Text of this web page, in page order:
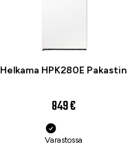
Helkama HPK280E Pakastin
849 €
Varastossa